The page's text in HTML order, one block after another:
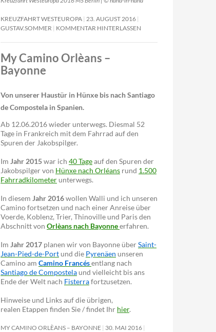
KREUZFAHRT WESTEUROPA 23. AUGUST 2016
GUSTAV.SOMMER
KOMMENTAR HINTERLASSEN
My Camino Orlèans –
Bayonne
Von unserer Haustür in Hünxe bis nach Santiago
de Compostela in Spanien.
Ab 12.06.2016 wieder unterwegs. Diesmal 52
Tage in Frankreich mit dem Fahrrad auf den
Spuren der Jakobspilger.
Im Jahr 2015war ich 40 Tageauf den Spuren der
Jakobspilger von Hünxe nach Orléans rund 1.500
Fahrradkilometer unterwegs.
In diesem Jahr 2016wollen Walli und ich unseren
Camino fortsetzen und nach einer Anreise über
Voerde, Koblenz, Trier, Thinoville und Paris den
Abschnitt von Orlèans nach Bayonneerfahren.
Im Jahr 2017 planen wir von Bayonne überSaint-
Jean-Pied-de-Port und die Pyrenäen unseren
Camino am Camino Francésentlang nach
Santiago de Compostela und vielleicht bis ans
Ende der Welt nach Fisterrafortzusetzen.
Hinweise und Links auf die übrigen,
realen Etappen finden Sie / findet Ihr hier.
MY CAMINO ORLÈANS – BAYONNE 30. MAI 2016